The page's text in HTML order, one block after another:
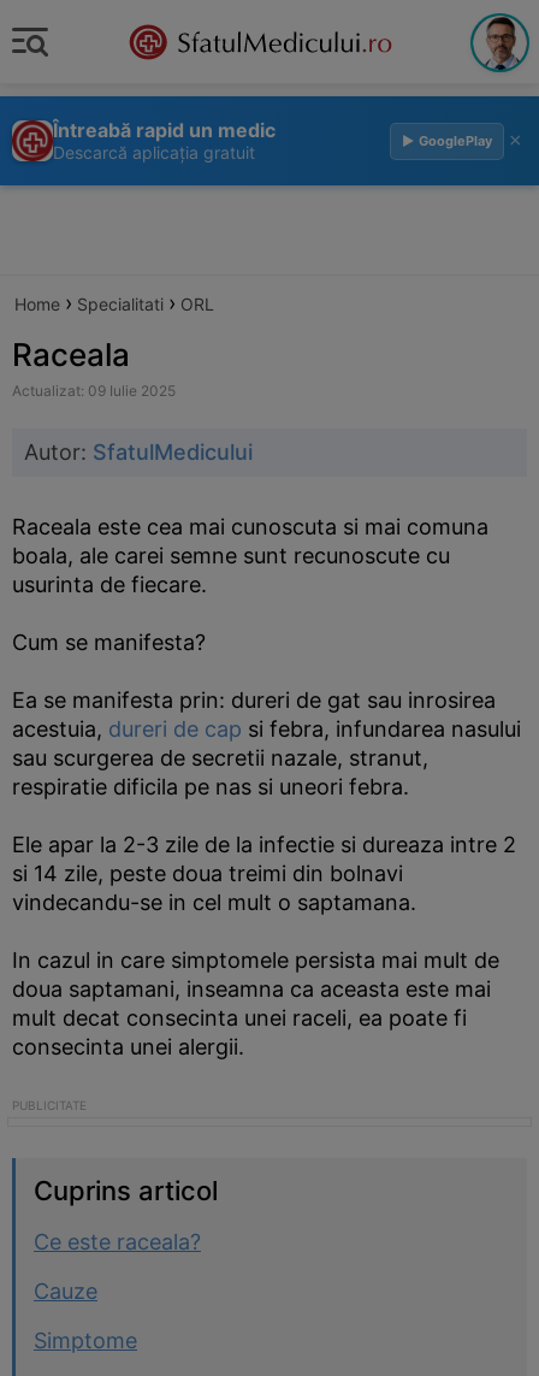
Întreabă rapid un medic
Descarcă aplicația gratuit
▶ GooglePlay ×
Home › Specialitati › ORL
Raceala
Actualizat: 09 Iulie 2025
Autor: SfatulMedicului
Raceala este cea mai cunoscuta si mai comuna
boala, ale carei semne sunt recunoscute cu
usurinta de fiecare.
Cum se manifesta?
Ea se manifesta prin: dureri de gat sau inrosirea
acestuia, dureri de cap si febra, infundarea nasului
sau scurgerea de secretii nazale, stranut,
respiratie dificila pe nas si uneori febra.
Ele apar la 2-3 zile de la infectie si dureaza intre 2
si 14 zile, peste doua treimi din bolnavi
vindecandu-se in cel mult o saptamana.
In cazul in care simptomele persista mai mult de
doua saptamani, inseamna ca aceasta este mai
mult decat consecinta unei raceli, ea poate fi
consecinta unei alergii.
Cuprins articol
Ce este raceala?
Cauze
Simptome